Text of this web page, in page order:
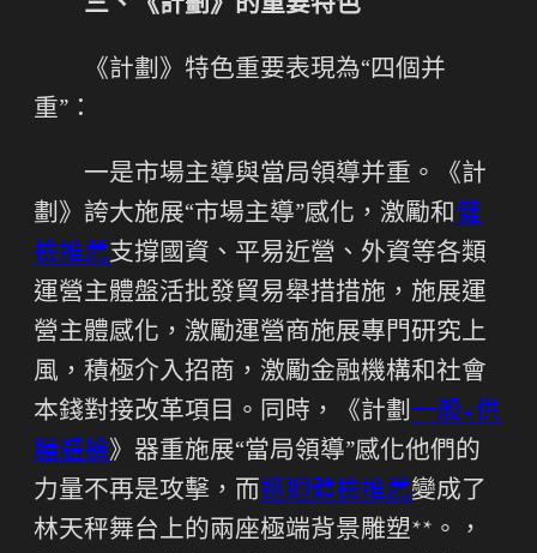
三、《計劃》的重要特色
《計劃》特色重要表現為“四個并
重”：
一是市場主導與當局領導并重。《計
劃》誇大施展“市場主導”感化，激勵和健
檢推薦支撐國資、平易近營、外資等各類
運營主體盤活批發貿易舉措措施，施展運
營主體感化，激勵運營商施展專門研究上
風，積極介入招商，激勵金融機構和社會
本錢對接改革項目。同時，《計劃一般+供
膳體檢》器重施展“當局領導”感化他們的
力量不再是攻擊，而巡迴體檢推薦變成了
林天秤舞台上的兩座極端背景雕塑**。，